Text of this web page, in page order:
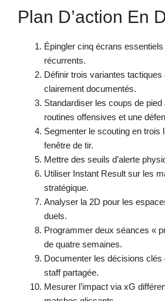
Plan D’action En
Épingler cinq écrans
récurrents.
Définir trois variantes
clairement documentés.
Standardiser les coups de
routines offensives et une
Segmenter le scouting en trois
fenêtre de tir.
Mettre des seuils d’alerte
Utiliser Instant Result sur les
stratégique.
Analyser la 2D pour les
duels.
Programmer deux séances «
de quatre semaines.
Documenter les décisions clés
staff partagée.
Mesurer l’impact via xG